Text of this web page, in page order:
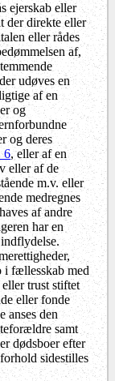
ejerskab eller
der direkte eller
eller rådes
af,
udøves en
af en
og
og deres
6, eller af en
eller af de
m.v. eller
medregnes
af andre
har en
i fællesskab med
trust stiftet
eller fonde
anses den
samt
dødsboer efter
sidestilles